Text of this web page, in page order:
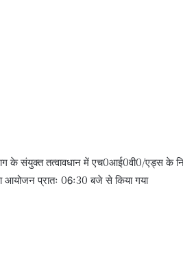
के संयुक्त तत्वावधान में एच0आई0वी0/एड्स के
प्रातः 06ः30 बजे से किया गया